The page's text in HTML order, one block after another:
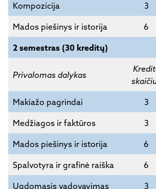
Kompozicija 3
Mados piešinys ir istorija 6
2 semestras (30 kreditų)
Privalomas dalykas
Makiažo pagrindai 3
Medžiagos ir faktūros 3
Mados piešinys ir istorija 6
Spalvotyra ir grafinė raiška 6
Ugdomasis vadovavimas 3